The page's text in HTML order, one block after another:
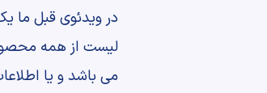
در ویدئوی قبل ما
لیست از همه
می باشد و یا